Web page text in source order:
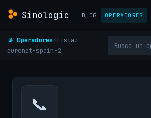
Sinologic BLOG OPERADORES
📡 Operadores› Lista›
euronet-spain-2
📞